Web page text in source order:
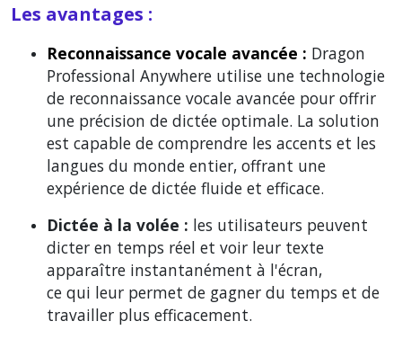
Les avantages :
Reconnaissance vocale avancée : Dragon
Professional Anywhere utilise une technologie
de reconnaissance vocale avancée pour offrir
une précision de dictée optimale. La solution
est capable de comprendre les accents et les
langues du monde entier, offrant une
expérience de dictée fluide et efficace.
Dictée à la volée : les utilisateurs peuvent
dicter en temps réel et voir leur texte
apparaître instantanément à l'écran,
ce qui leur permet de gagner du temps et de
travailler plus efficacement.